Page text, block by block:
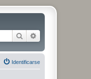
Buscar
Identificarse